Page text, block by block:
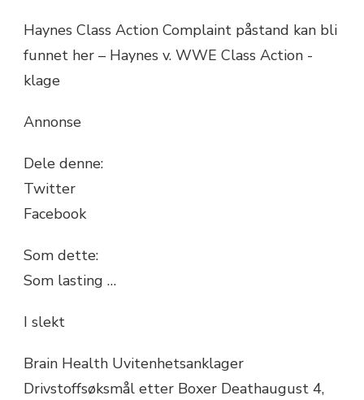
Haynes Class Action Complaint påstand kan bli
funnet her – Haynes v. WWE Class Action -
klage
Annonse
Dele denne:
Twitter
Facebook
Som dette:
Som lasting …
I slekt
Brain Health Uvitenhetsanklager
Drivstoffsøksmål etter Boxer Deathaugust 4,